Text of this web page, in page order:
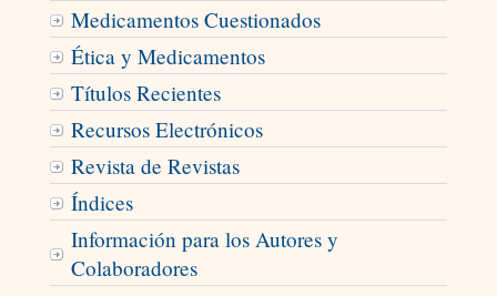
Medicamentos Cuestionados
Ética y Medicamentos
Títulos Recientes
Recursos Electrónicos
Revista de Revistas
Índices
Información para los Autores y
Colaboradores